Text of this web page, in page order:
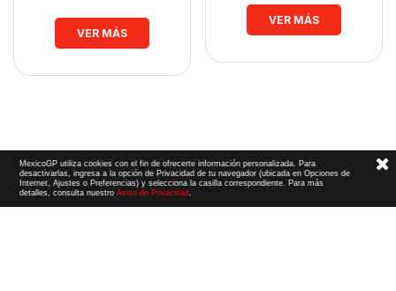
VER MÁS
VER MÁS
MexicoGP utiliza cookies con el fin de ofrecerte información personalizada. Para
desactivarlas, ingresa a la opción de Privacidad de tu navegador (ubicada en Opciones de
Internet, Ajustes o Preferencias) y selecciona la casilla correspondiente. Para más
detalles, consulta nuestroAviso de Privacidad.